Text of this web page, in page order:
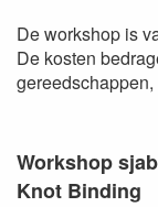
De workshop is
De kosten
Workshop
Knot Binding